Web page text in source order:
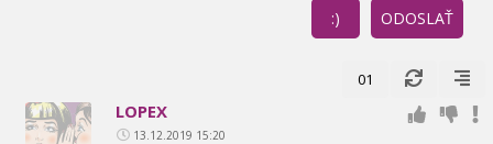
ODOSLAŤ
:)
01
LOPEX
13.12.2019 15:20